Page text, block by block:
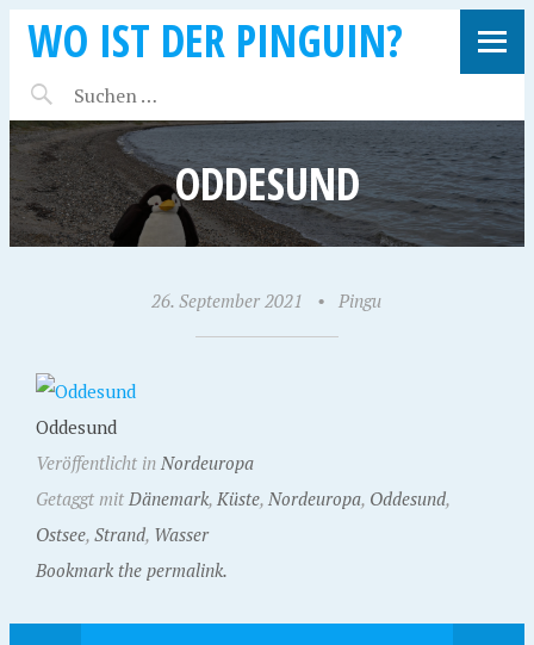
WO IST DER PINGUIN?
ODDESUND
26. September 2021 • Pingu
Oddesund
Veröffentlicht in Nordeuropa
Getaggt mit Dänemark, Küste, Nordeuropa, Oddesund,
Ostsee, Strand, Wasser
Bookmark the permalink.